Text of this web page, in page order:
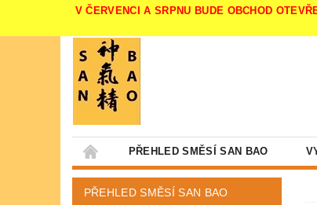
V ČERVENCI A SRPNU BUDE OBCHOD
PŘEHLED SMĚSÍ SAN BAO
PŘEHLED SMĚSÍ SAN BAO